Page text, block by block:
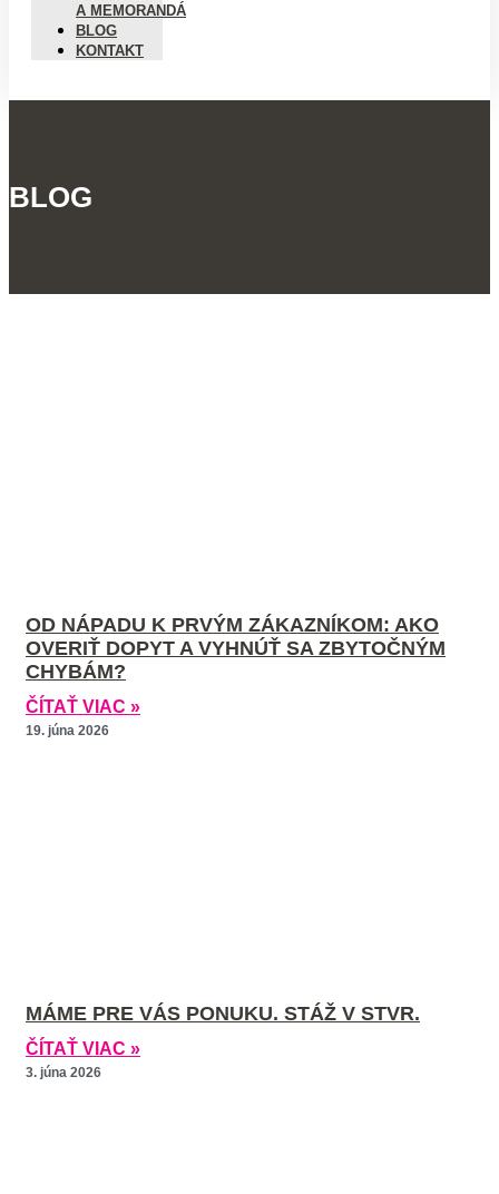
A MEMORANDÁ
BLOG
KONTAKT
BLOG
OD NÁPADU K PRVÝM ZÁKAZNÍKOM: AKO
OVERIŤ DOPYT A VYHNÚŤ SA ZBYTOČNÝM
CHYBÁM?
ČÍTAŤ VIAC »
19. júna 2026
MÁME PRE VÁS PONUKU. STÁŽ V STVR.
ČÍTAŤ VIAC »
3. júna 2026